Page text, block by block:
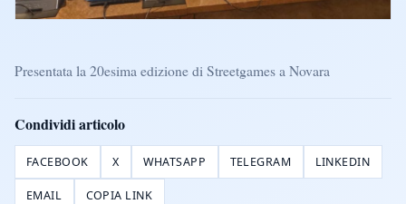
Presentata la 20esima edizione di Streetgames a Novara
Condividi articolo
FACEBOOK X WHATSAPP TELEGRAM LINKEDIN
EMAIL COPIA LINK